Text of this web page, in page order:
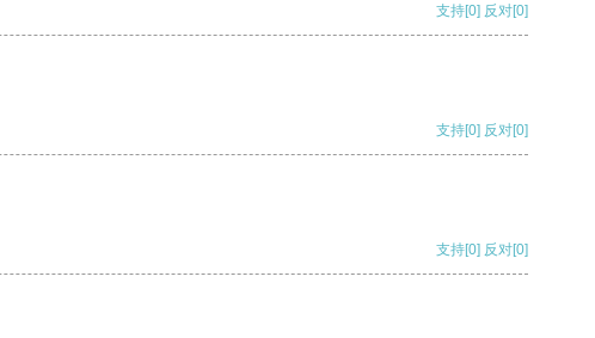
支持[0] 反对[0]
支持[0] 反对[0]
支持[0] 反对[0]